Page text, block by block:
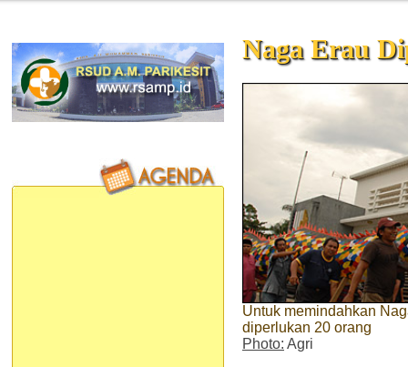
Naga Erau
Untuk memindahkan
diperlukan 20 orang
Photo: Agri